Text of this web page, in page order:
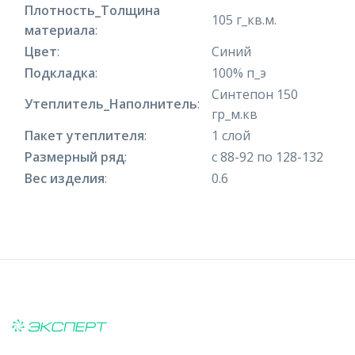
Плотность_Толщина
материала:
105 г_кв.м.
Цвет:
Синий
Подкладка:
100% п_э
Утеплитель_Наполнитель:
Синтепон 150
гр_м.кв
Пакет утеплителя:
1 слой
Размерный ряд:
с 88-92 по 128-132
Вес изделия: 0.6